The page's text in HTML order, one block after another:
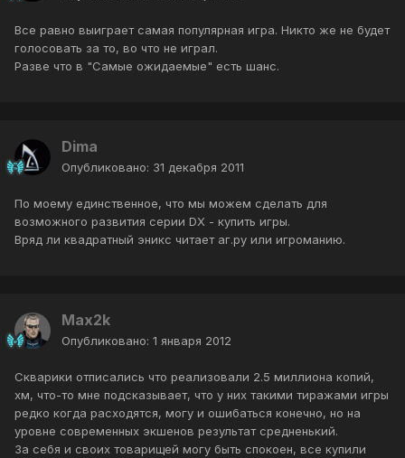
Все равно выиграет самая популярная игра. Никто же не будет
голосовать за то, во что не играл.
Разве что в "Самые ожидаемые" есть шанс.
Dima
Опубликовано: 31 декабря 2011
По моему единственное, что мы можем сделать для
возможного развития серии DX - купить игры.
Вряд ли квадратный эникс читает аг.ру или игроманию.
Max2k
Опубликовано: 1 января 2012
Скварики отписались что реализовали 2.5 миллиона копий,
хм, что-то мне подсказывает, что у них такими тиражами игры
редко когда расходятся, могу и ошибаться конечно, но на
уровне современных экшенов результат средненький.
За себя и своих товарищей могу быть спокоен, все купили